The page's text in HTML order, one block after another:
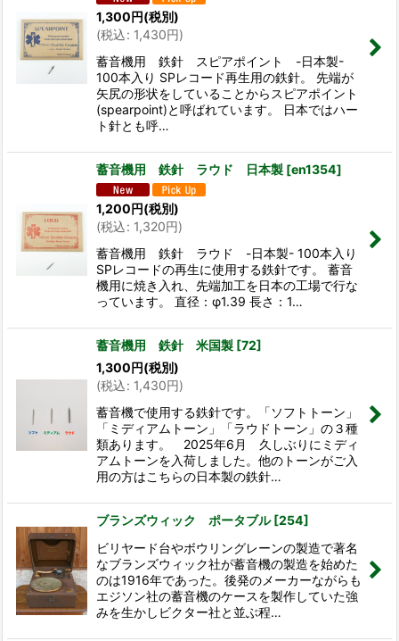
1,300円(税別)
(税込: 1,430円)
蓄音機用 鉄針 スピアポイント -日本製-
100本入り SPレコード再生用の鉄針。 先端が
矢尻の形状をしていることからスピアポイント
(spearpoint)と呼ばれています。 日本ではハー
ト針とも呼…
蓄音機用 鉄針 ラウド 日本製 [en1354]
1,200円(税別)
(税込: 1,320円)
蓄音機用 鉄針 ラウド -日本製- 100本入り
SPレコードの再生に使用する鉄針です。 蓄音
機用に焼き入れ、先端加工を日本の工場で行な
っています。 直径：φ1.39 長さ：1…
蓄音機用 鉄針 米国製 [72]
1,300円(税別)
(税込: 1,430円)
蓄音機で使用する鉄針です。「ソフトトーン」
「ミディアムトーン」「ラウドトーン」の３種
類あります。 2025年6月 久しぶりにミディ
アムトーンを入荷しました。他のトーンがご入
用の方はこちらの日本製の鉄針…
ブランズウィック ポータブル [254]
ビリヤード台やボウリングレーンの製造で著名
なブランズウィック社が蓄音機の製造を始めた
のは1916年であった。後発のメーカーながらも
エジソン社の蓄音機のケースを製作していた強
みを生かしビクター社と並ぶ程…